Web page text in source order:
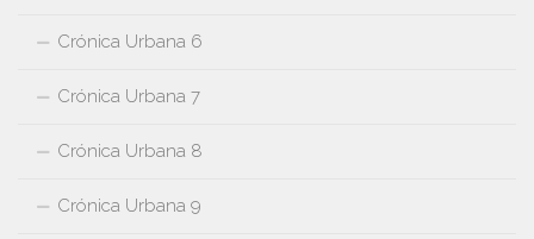
Crónica Urbana 6
Crónica Urbana 7
Crónica Urbana 8
Crónica Urbana 9